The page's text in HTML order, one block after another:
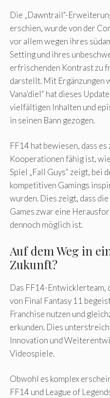
Die „Dawntrail“-
erschien, wurde von der
vor allem wegen ihres
Setting und ihres
erfrischenden Kontrast zu
darstellt. Mit Ergänzungen
Vana’diel“ hat dieses
vielfältigen Inhalten und
in seinen Bann gezogen.
FF14 hat bewiesen, dass
Kooperationen fähig ist,
Spiel „Fall Guys“ zeigt, bei
kompetitiven Gamings
wurden. Dies zeigt, dass
Games zwar eine
dennoch möglich ist.
Auf dem Weg in
Zukunft?
Das FF14-Entwicklerteam,
von Final Fantasy 11
Franchise nutzen und
erkunden. Dies
Innovation und
Videospiele.
Obwohl es komplex
FF14 und League of